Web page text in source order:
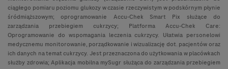
ciągłego pomiaru poziomu glukozy w czasie rzeczywistym w podskórnym płynie
śródmiąższowym; oprogramowanie Accu-Chek Smart Pix służące do
zarządzania przebiegiem cukrzycy; Platforma Accu-Chek Care:
Oprogramowanie do wspomagania leczenia cukrzycy. Ułatwia personelowi
medycznemu monitorowanie, porządkowanie i wizualizację dot. pacjentów oraz
ich danych na temat cukrzycy. Jest przeznaczona do użytkowania w placówkach
służby zdrowia; Aplikacja mobilna mySugr służąca do zarządzania przebiegiem